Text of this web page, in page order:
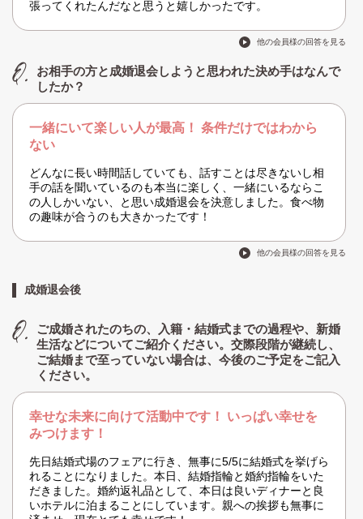
張ってくれたんだなと思うと嬉しかったです。
他の会員様の回答を見る
お相手の方と成婚退会しようと思われた決め手はなんで
したか？
一緒にいて楽しい人が最高！ 条件だけではわから
ない
どんなに長い時間話していても、話すことは尽きないし相
手の話を聞いているのも本当に楽しく、一緒にいるならこ
の人しかいない、と思い成婚退会を決意しました。食べ物
の趣味が合うのも大きかったです！
他の会員様の回答を見る
成婚退会後
ご成婚されたのちの、入籍・結婚式までの過程や、新婚
生活などについてご紹介ください。交際段階が継続し、
ご結婚まで至っていない場合は、今後のご予定をご記入
ください。
幸せな未来に向けて活動中です！ いっぱい幸せを
みつけます！
先日結婚式場のフェアに行き、無事に5/5に結婚式を挙げら
れることになりました。本日、結婚指輪と婚約指輪をいた
だきました。婚約返礼品として、本日は良いディナーと良
いホテルに泊まることにしています。親への挨拶も無事に